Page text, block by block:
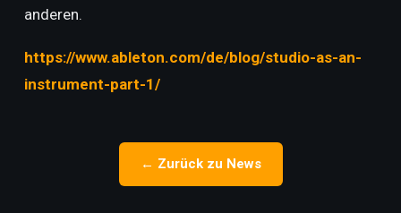
anderen.
https://www.ableton.com/de/blog/studio-as-an-
instrument-part-1/
← Zurück zu News